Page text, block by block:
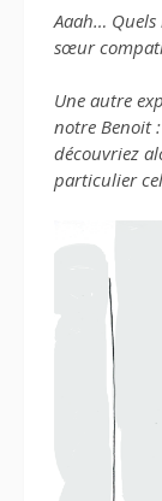
Aaah…
sœur
Une autre
notre Benoit
découvriez
particulier